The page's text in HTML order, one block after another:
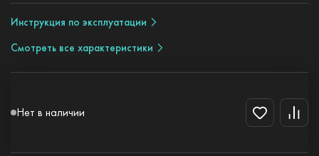
Инструкция по эксплуатации
Смотреть все характеристики
Нет в наличии